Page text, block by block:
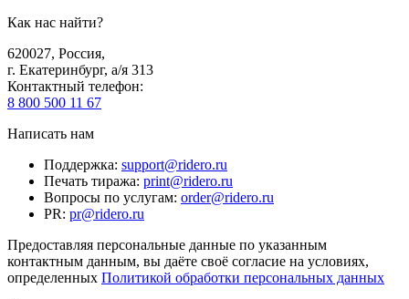
Как нас найти?
620027, Россия,
г. Екатеринбург, а/я 313
Контактный телефон:
8 800 500 11 67
Написать нам
Поддержка: support@ridero.ru
Печать тиража: print@ridero.ru
Вопросы по услугам: order@ridero.ru
PR: pr@ridero.ru
Предоставляя персональные данные по указанным
контактным данным, вы даёте своё согласие на условиях,
определенных Политикой обработки персональных данных